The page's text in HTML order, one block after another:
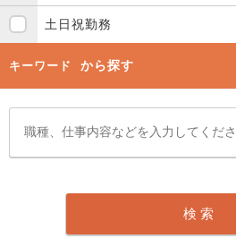
土日祝勤務
キーワード から探す